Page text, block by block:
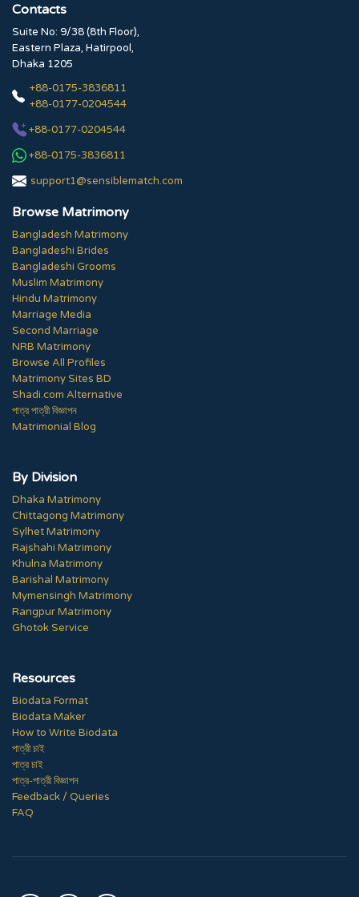
Contacts
Suite No: 9/38 (8th Floor),
Eastern Plaza, Hatirpool,
Dhaka 1205
+88-0175-3836811
+88-0177-0204544
+88-0177-0204544
+88-0175-3836811
support1@sensiblematch.com
Browse Matrimony
Bangladesh Matrimony
Bangladeshi Brides
Bangladeshi Grooms
Muslim Matrimony
Hindu Matrimony
Marriage Media
Second Marriage
NRB Matrimony
Browse All Profiles
Matrimony Sites BD
Shadi.com Alternative
পাত্র পাত্রী বিজ্ঞাপন
Matrimonial Blog
By Division
Dhaka Matrimony
Chittagong Matrimony
Sylhet Matrimony
Rajshahi Matrimony
Khulna Matrimony
Barishal Matrimony
Mymensingh Matrimony
Rangpur Matrimony
Ghotok Service
Resources
Biodata Format
Biodata Maker
How to Write Biodata
পাত্রী চাই
পাত্র চাই
পাত্র-পাত্রী বিজ্ঞাপন
Feedback / Queries
FAQ